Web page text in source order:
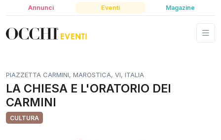
Annunci Eventi Magazine
PIAZZETTA CARMINI, MAROSTICA, VI, ITALIA
LA CHIESA E L'ORATORIO DEI
CARMINI
CULTURA